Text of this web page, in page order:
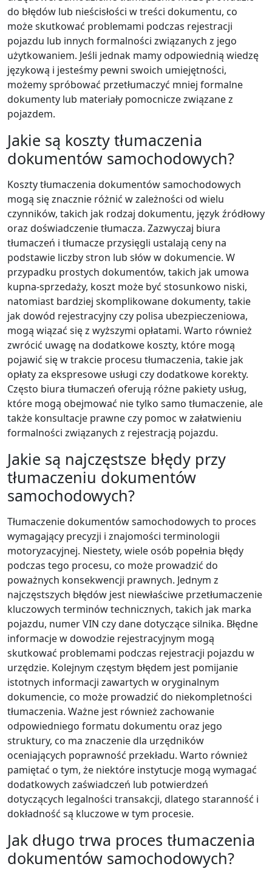
do błędów lub nieścisłości w treści dokumentu, co
może skutkować problemami podczas rejestracji
pojazdu lub innych formalności związanych z jego
użytkowaniem. Jeśli jednak mamy odpowiednią wiedzę
językową i jesteśmy pewni swoich umiejętności,
możemy spróbować przetłumaczyć mniej formalne
dokumenty lub materiały pomocnicze związane z
pojazdem.
Jakie są koszty tłumaczenia
dokumentów samochodowych?
Koszty tłumaczenia dokumentów samochodowych
mogą się znacznie różnić w zależności od wielu
czynników, takich jak rodzaj dokumentu, język źródłowy
oraz doświadczenie tłumacza. Zazwyczaj biura
tłumaczeń i tłumacze przysięgli ustalają ceny na
podstawie liczby stron lub słów w dokumencie. W
przypadku prostych dokumentów, takich jak umowa
kupna-sprzedaży, koszt może być stosunkowo niski,
natomiast bardziej skomplikowane dokumenty, takie
jak dowód rejestracyjny czy polisa ubezpieczeniowa,
mogą wiązać się z wyższymi opłatami. Warto również
zwrócić uwagę na dodatkowe koszty, które mogą
pojawić się w trakcie procesu tłumaczenia, takie jak
opłaty za ekspresowe usługi czy dodatkowe korekty.
Często biura tłumaczeń oferują różne pakiety usług,
które mogą obejmować nie tylko samo tłumaczenie, ale
także konsultacje prawne czy pomoc w załatwieniu
formalności związanych z rejestracją pojazdu.
Jakie są najczęstsze błędy przy
tłumaczeniu dokumentów
samochodowych?
Tłumaczenie dokumentów samochodowych to proces
wymagający precyzji i znajomości terminologii
motoryzacyjnej. Niestety, wiele osób popełnia błędy
podczas tego procesu, co może prowadzić do
poważnych konsekwencji prawnych. Jednym z
najczęstszych błędów jest niewłaściwe przetłumaczenie
kluczowych terminów technicznych, takich jak marka
pojazdu, numer VIN czy dane dotyczące silnika. Błędne
informacje w dowodzie rejestracyjnym mogą
skutkować problemami podczas rejestracji pojazdu w
urzędzie. Kolejnym częstym błędem jest pomijanie
istotnych informacji zawartych w oryginalnym
dokumencie, co może prowadzić do niekompletności
tłumaczenia. Ważne jest również zachowanie
odpowiedniego formatu dokumentu oraz jego
struktury, co ma znaczenie dla urzędników
oceniających poprawność przekładu. Warto również
pamiętać o tym, że niektóre instytucje mogą wymagać
dodatkowych zaświadczeń lub potwierdzeń
dotyczących legalności transakcji, dlatego staranność i
dokładność są kluczowe w tym procesie.
Jak długo trwa proces tłumaczenia
dokumentów samochodowych?